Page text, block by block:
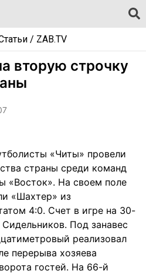
/ ZAB.TV
вторую строчку
«Читы» провели
страны среди команд
«Восток». На своем поле
«Шахтер» из
4:0. Счет в игре на 30-
Под занавес
реализовал
перерыва хозяева
гостей. На 66-й